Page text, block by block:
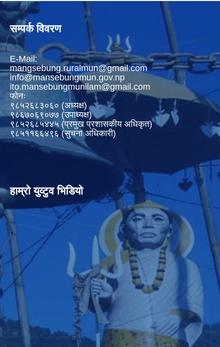
सम्पर्क विवरण
E-Mail:
mangsebung.ruralmun@gmail.com
info@mansebungmun.gov.np
ito.mansebungmunilam@gmail.com
फोनः
९८५२६८३०६० (अध्यक्ष)
९८६७०६९०७७ (उपाध्यक्ष)
९८५२६८५४४५ (प्रमुख प्रशासकीय अधिकृत)
९८५११६६४९६ (सुचना अधिकारी)
हाम्रो युव्टुव भिडियो